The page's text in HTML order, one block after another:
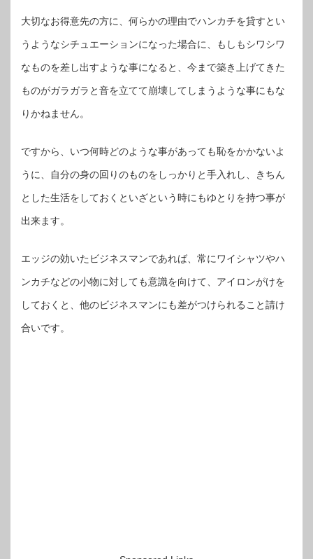
大切なお得意先の方に、何らかの理由でハンカチを貸すとい
うようなシチュエーションになった場合に、もしもシワシワ
なものを差し出すような事になると、今まで築き上げてきた
ものがガラガラと音を立てて崩壊してしまうような事にもな
りかねません。
ですから、いつ何時どのような事があっても恥をかかないよ
うに、自分の身の回りのものをしっかりと手入れし、きちん
とした生活をしておくといざという時にもゆとりを持つ事が
出来ます。
エッジの効いたビジネスマンであれば、常にワイシャツやハ
ンカチなどの小物に対しても意識を向けて、アイロンがけを
しておくと、他のビジネスマンにも差がつけられること請け
合いです。